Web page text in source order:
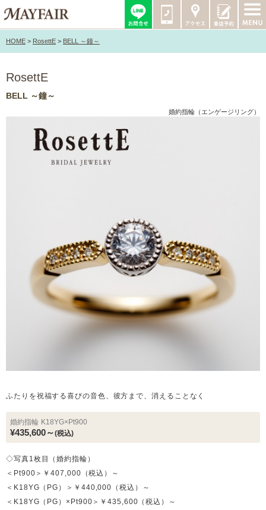
HOME > RosettE > BELL ～鐘～
RosettE
BELL ～鐘～
婚約指輪（エンゲージリング）
ふたりを祝福する喜びの音色、彼方まで、消えることなく
婚約指輪 K18YG×Pt900
¥435,600～(税込)
◇写真1枚目（婚約指輪）
＜Pt900＞￥407,000（税込）～
＜K18YG（PG）＞￥440,000（税込）～
＜K18YG（PG）×Pt900＞￥435,600（税込）～